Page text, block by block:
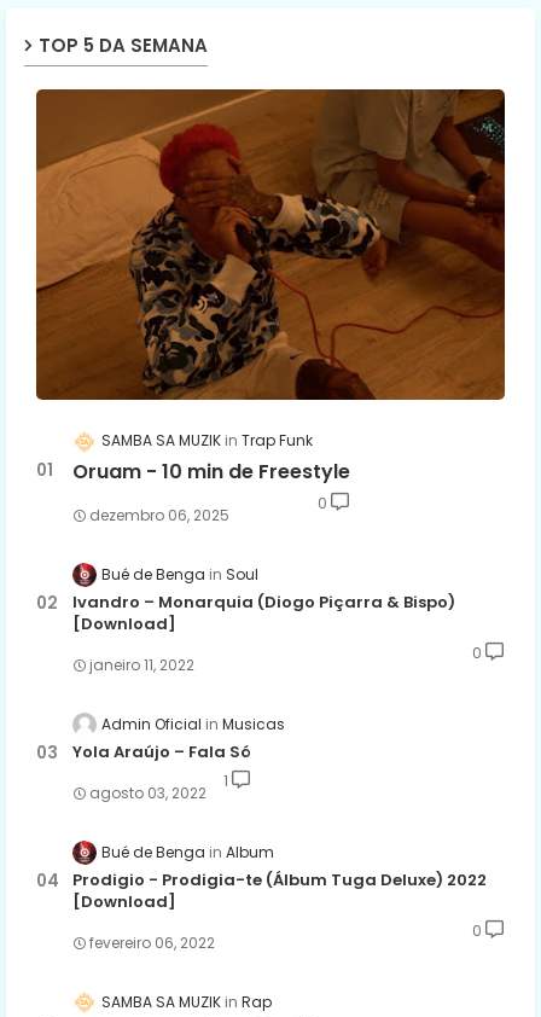
TOP 5 DA SEMANA
SAMBA SA MUZIK Trap Funk
Oruam - 10 min de Freestyle
dezembro 06, 2025
0
Bué de Benga Soul
Ivandro – Monarquia (Diogo Piçarra & Bispo)
[Download]
janeiro 11, 2022
0
Admin Oficial Musicas
Yola Araújo – Fala Só
agosto 03, 2022
1
Bué de Benga Album
Prodigio - Prodigia-te (Álbum Tuga Deluxe) 2022
[Download]
fevereiro 06, 2022
0
SAMBA SA MUZIK Rap